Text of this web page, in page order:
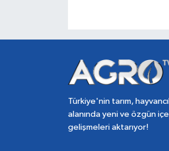
Türkiye'nin tarım,
alanında yeni ve özgün
gelişmeleri aktarıyor!